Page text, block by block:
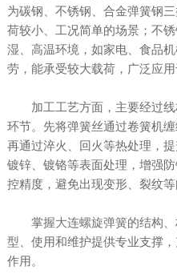
为碳钢、不锈钢、合金弹簧钢
荷较小、工况简单的场景；不
湿、高温环境，如家电、食品
劳，能承受较大载荷，广泛应
加工工艺方面，主要经过
环节。先将弹簧丝通过卷簧机
再通过淬火、回火等热处理，
镀锌、镀铬等表面处理，增强
控精度，避免出现变形、裂纹等
掌握大连螺旋弹簧的结构
型、使用和维护提供专业支撑
作用。